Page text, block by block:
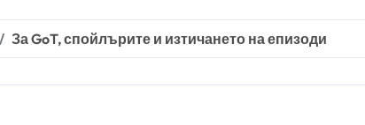
За GoT, спойлърите и изтичането на епизоди